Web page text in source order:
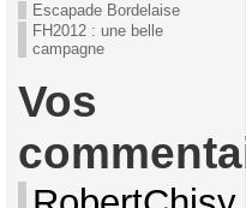
Escapade Bordelaise
FH2012 : une belle
campagne
Vos